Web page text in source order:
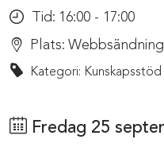
Tid: 16:00 - 17:00
Plats:
Kategori: Kunskapsstöd
Fredag 25